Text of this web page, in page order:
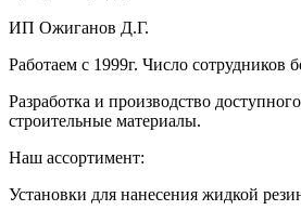
ИП Ожиганов Д.Г.
Работаем с 1999г. Число сотрудников
Разработка и производство
строительные материалы.
Наш ассортимент:
Установки для нанесения жидкой